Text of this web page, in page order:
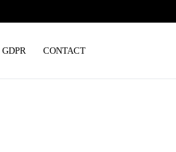
GDPR CONTACT